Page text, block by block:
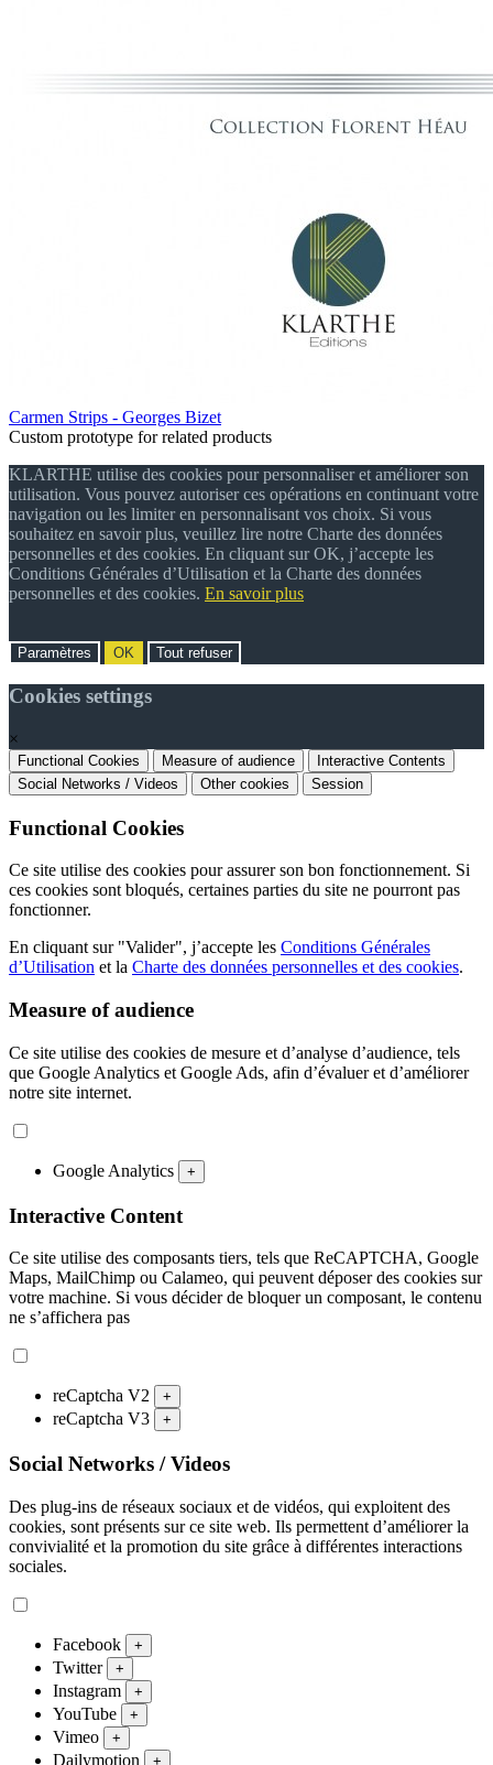
Carmen Strips - Georges Bizet
Custom prototype for related products
KLARTHE utilise des cookies pour personnaliser et améliorer son
utilisation. Vous pouvez autoriser ces opérations en continuant votre
navigation ou les limiter en personnalisant vos choix. Si vous
souhaitez en savoir plus, veuillez lire notre Charte des données
personnelles et des cookies. En cliquant sur OK, j’accepte les
Conditions Générales d’Utilisation et la Charte des données
personnelles et des cookies. En savoir plus
Paramètres OK Tout refuser
Cookies settings
×
Functional Cookies Measure of audience
Interactive Contents
Social Networks / Videos
Other cookies Session
Functional Cookies
Ce site utilise des cookies pour assurer son bon fonctionnement. Si
ces cookies sont bloqués, certaines parties du site ne pourront pas
fonctionner.
En cliquant sur "Valider", j’accepte les Conditions Générales
d’Utilisation et la Charte des données personnelles et des cookies.
Measure of audience
Ce site utilise des cookies de mesure et d’analyse d’audience, tels
que Google Analytics et Google Ads, afin d’évaluer et d’améliorer
notre site internet.
Google Analytics +
Interactive Content
Ce site utilise des composants tiers, tels que ReCAPTCHA, Google
Maps, MailChimp ou Calameo, qui peuvent déposer des cookies sur
votre machine. Si vous décider de bloquer un composant, le contenu
ne s’affichera pas
reCaptcha V2 +
reCaptcha V3 +
Social Networks / Videos
Des plug-ins de réseaux sociaux et de vidéos, qui exploitent des
cookies, sont présents sur ce site web. Ils permettent d’améliorer la
convivialité et la promotion du site grâce à différentes interactions
sociales.
Facebook +
Twitter +
Instagram +
YouTube +
Vimeo +
Dailymotion +